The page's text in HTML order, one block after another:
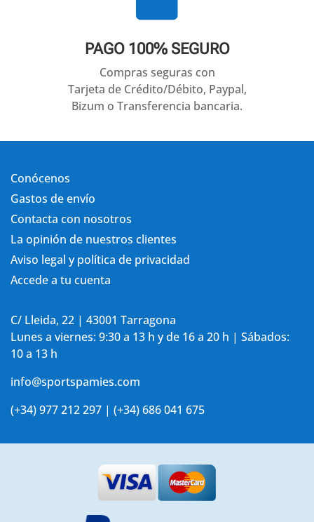
PAGO 100% SEGURO
Compras seguras con
Tarjeta de Crédito/Débito, Paypal,
Bizum o Transferencia bancaria.
Conócenos
Gastos de envío
Contacta con nosotros
La opinión de nuestros clientes
Aviso legal y política de privacidad
Accede a tu cuenta
C/ Lleida, 22 | 43001 Tarragona
Lunes a viernes: 9:30 a 13 h y de 16 a 20 h | Sábados:
10 a 13 h
info@sportspamies.com
(+34) 977 212 297 | (+34) 686 041 675